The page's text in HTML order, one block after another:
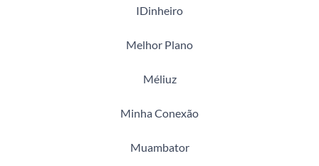
IDinheiro
Melhor Plano
Méliuz
Minha Conexão
Muambator